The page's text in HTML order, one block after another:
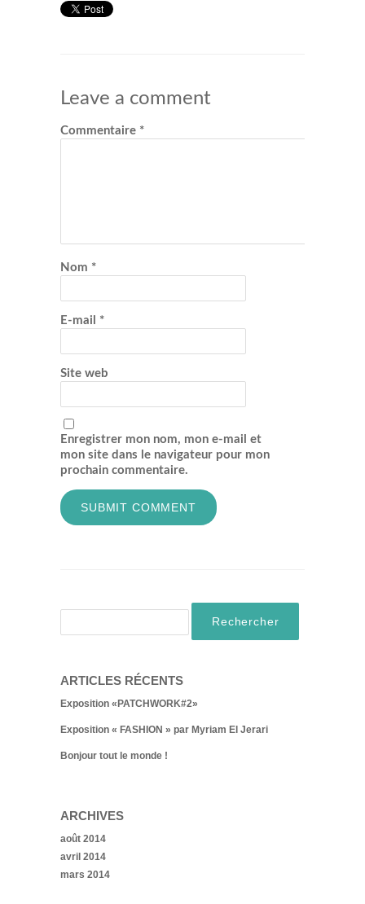
Leave a comment
Commentaire *
Nom *
E-mail *
Site web
Enregistrer mon nom, mon e-mail et
mon site dans le navigateur pour mon
prochain commentaire.
ARTICLES RÉCENTS
Exposition «PATCHWORK#2»
Exposition « FASHION » par Myriam El Jerari
Bonjour tout le monde !
ARCHIVES
août 2014
avril 2014
mars 2014